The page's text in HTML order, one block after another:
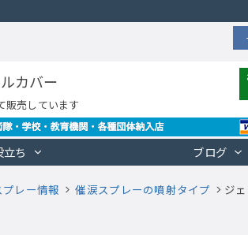
カバー
販売しています
立ち ブログ
レー情報 催涙スプレーの噴射タイプ ジ